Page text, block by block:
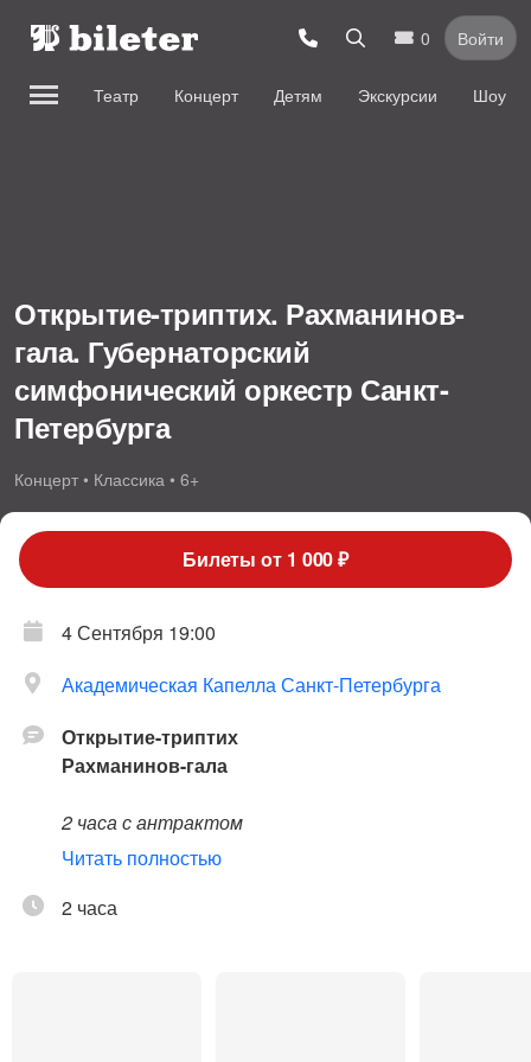
0 Войти
Театр Концерт Детям Экскурсии Шоу
Открытие-триптих. Рахманинов-
гала. Губернаторский
симфонический оркестр Санкт-
Петербурга
Концерт • Классика • 6+
Билеты от 1 000 ₽
4 Сентября 19:00
Академическая Капелла Санкт-Петербурга
Открытие-триптих
Рахманинов-гала
2 часа с антрактом
академическая капелла Санкт-Петербурга
Читать полностью
2 часа